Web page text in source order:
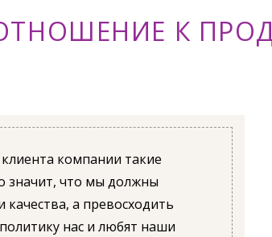
К
компании такие
значит, что мы должны
а превосходить
нас и любят наши